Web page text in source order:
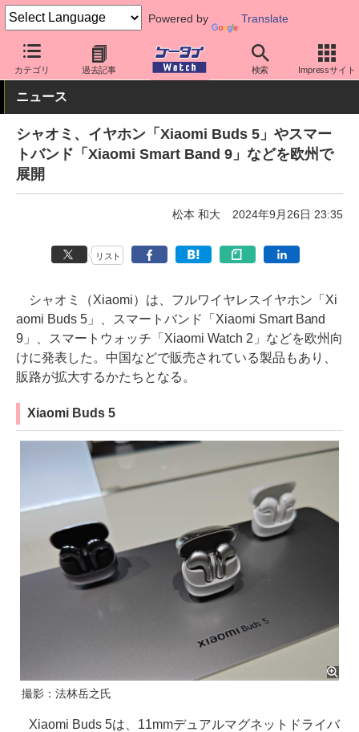
Powered by Translate
カテゴリ 過去記事 検索 Impressサイト
ケータイ Watch 周辺機器/アクセサリー ウェアラブル リスト
ニュース
シャオミ、イヤホン「Xiaomi Buds 5」やスマー
トバンド「Xiaomi Smart Band 9」などを欧州で
展開
松本 和大 2024年9月26日 23:35
リスト
シャオミ（Xiaomi）は、フルワイヤレスイヤホン「Xi
aomi Buds 5」、スマートバンド「Xiaomi Smart Band
9」、スマートウォッチ「Xiaomi Watch 2」などを欧州向
けに発表した。中国などで販売されている製品もあり、
販路が拡大するかたちとなる。
Xiaomi Buds 5
撮影：法林岳之氏
Xiaomi Buds 5は、11mmデュアルマグネットドライバ